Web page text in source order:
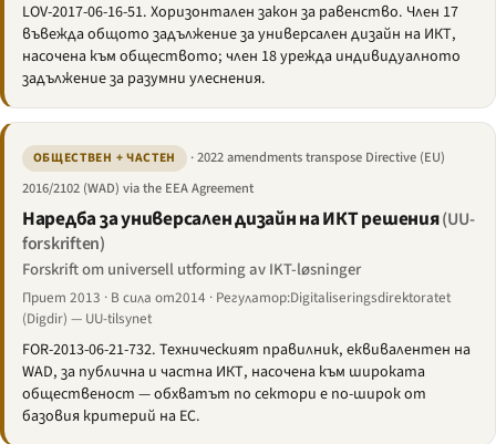
LOV-2017-06-16-51. Хоризонтален закон за равенство. Член 17
въвежда общото задължение за универсален дизайн на ИКТ,
насочена към обществото; член 18 урежда индивидуалното
задължение за разумни улеснения.
ОБЩЕСТВЕН + ЧАСТЕН
· 2022 amendments transpose Directive (EU)
2016/2102 (WAD) via the EEA Agreement
Наредба за универсален дизайн на ИКТ решения(UU-
forskriften)
Forskrift om universell utforming av IKT-løsninger
Приет 2013 · В сила от2014 · Регулатор:Digitaliseringsdirektoratet
(Digdir) — UU-tilsynet
FOR-2013-06-21-732. Техническият правилник, еквивалентен на
WAD, за публична и частна ИКТ, насочена към широката
общественост — обхватът по сектори е по-широк от
базовия критерий на ЕС.